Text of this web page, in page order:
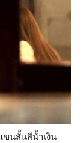
ขนสั้นสีน้ำเงิน